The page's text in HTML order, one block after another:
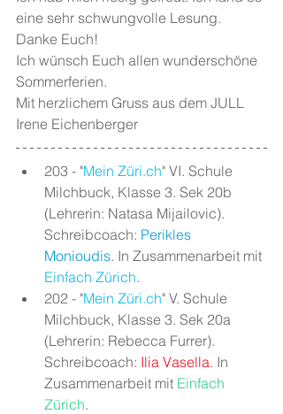
eine sehr schwungvolle Lesung.
Danke Euch!
Ich wünsch Euch allen wunderschöne
Sommerferien.
Mit herzlichem Gruss aus dem JULL
Irene Eichenberger
203 - "Mein Züri.ch" VI. Schule
Milchbuck, Klasse 3. Sek 20b
(Lehrerin: Natasa Mijailovic).
Schreibcoach: Perikles
Monioudis. In Zusammenarbeit mit
Einfach Zürich.
202 - "Mein Züri.ch" V. Schule
Milchbuck, Klasse 3. Sek 20a
(Lehrerin: Rebecca Furrer).
Schreibcoach: Ilia Vasella. In
Zusammenarbeit mit Einfach
Zürich.